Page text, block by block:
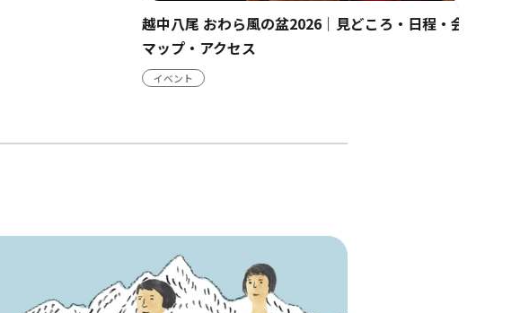
越中八尾 おわら風の盆2026｜見どころ・日程・会場
マップ・アクセス
イベント